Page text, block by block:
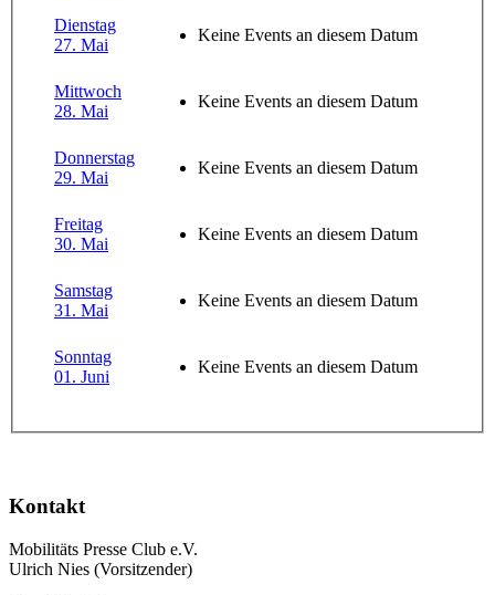
Dienstag
27. Mai
Keine Events an diesem Datum
Mittwoch
28. Mai
Keine Events an diesem Datum
Donnerstag
29. Mai
Keine Events an diesem Datum
Freitag
30. Mai
Keine Events an diesem Datum
Samstag
31. Mai
Keine Events an diesem Datum
Sonntag
01. Juni
Keine Events an diesem Datum
Kontakt
Mobilitäts Presse Club e.V.
Ulrich Nies (Vorsitzender)